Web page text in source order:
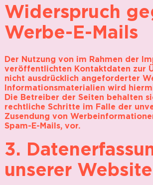
Widerspruch
Werbe-E-Mails
Der Nutzung von im Rahmen der
veröffentlichten Kontaktdaten zur
nicht ausdrücklich angeforderter
Informationsmaterialien wird
Die Betreiber der Seiten behalten
rechtliche Schritte im Falle der
Zusendung von
Spam-E-Mails, vor.
3.
unserer Website